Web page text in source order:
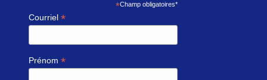
*Champ obligatoires*
Courriel*
Prénom*